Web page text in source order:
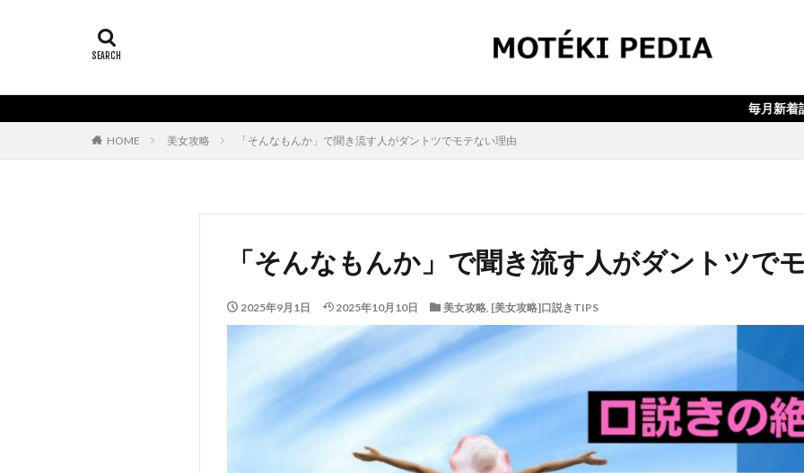
毎月新着記事10本
HOME 美女攻略 「そんなもんか」で聞き流す人がダントツでモテない理由
「そんなもんか」で聞き流す人がダントツで
2025年9月1日 2025年10月10日 美女攻略, [美女攻略]口説きTIPS